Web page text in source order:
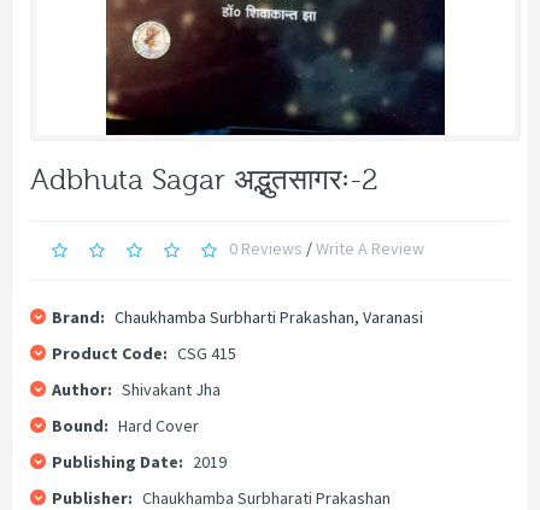
Adbhuta Sagar अद्भुतसागरः-2
0 Reviews /Write A Review
Brand: Chaukhamba Surbharti Prakashan, Varanasi
Product Code: CSG 415
Author: Shivakant Jha
Bound: Hard Cover
Publishing Date: 2019
Publisher: Chaukhamba Surbharati Prakashan